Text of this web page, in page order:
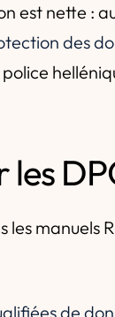
est nette :
des
les
manuels
de